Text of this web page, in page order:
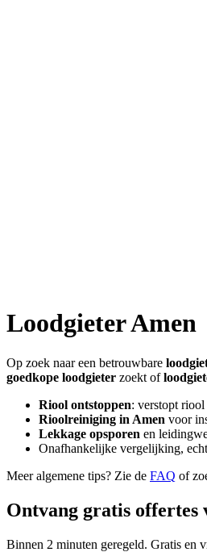
LoodgieterAmen
Op zoek naar een betrouwbare
goedkope loodgieter zoekt of
Riool ontstoppen: verstopt
Rioolreiniging in Amen voor
Lekkage opsporen en
Onafhankelijke vergelijking,
Meer algemene tips? Zie de FAQ of
Ontvang gratis offertes
Binnen 2 minuten geregeld. Gratis en